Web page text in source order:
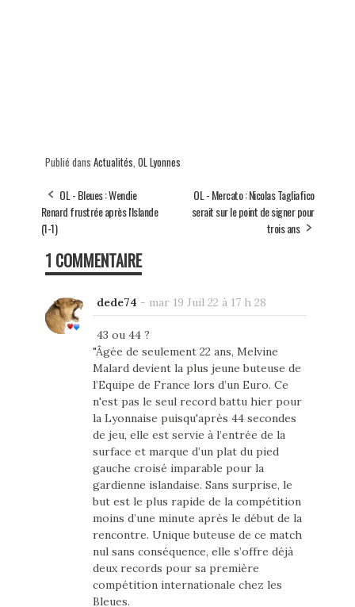
Publié dans Actualités OL Lyonnes
OL - Bleues : Wendie
Renard frustrée après l'Islande
(1-1)
OL - Mercato : Nicolas Tagliafico
serait sur le point de signer pour
trois ans
1 COMMENTAIRE
dede74 - mar 19 Juil 22 à 17 h 28
43 ou 44 ?
"Âgée de seulement 22 ans, Melvine
Malard devient la plus jeune buteuse de
l’Equipe de France lors d’un Euro. Ce
n'est pas le seul record battu hier pour
la Lyonnaise puisqu'après 44 secondes
de jeu, elle est servie à l’entrée de la
surface et marque d’un plat du pied
gauche croisé imparable pour la
gardienne islandaise. Sans surprise, le
but est le plus rapide de la compétition
moins d’une minute après le début de la
rencontre. Unique buteuse de ce match
nul sans conséquence, elle s’offre déjà
deux records pour sa première
compétition internationale chez les
Bleues.